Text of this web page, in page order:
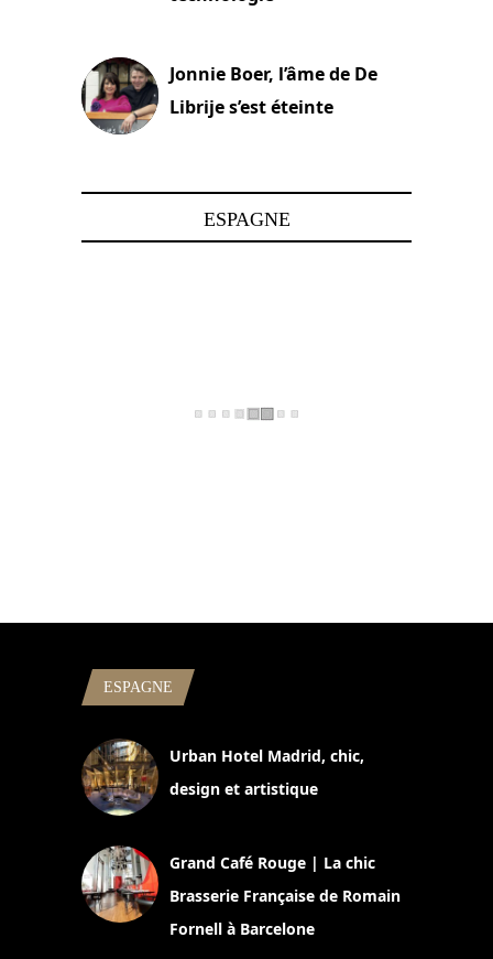
Jonnie Boer, l’âme de De
Librije s’est éteinte
ESPAGNE
ESPAGNE
Urban Hotel Madrid, chic,
design et artistique
Grand Café Rouge | La chic
Brasserie Française de Romain
Fornell à Barcelone